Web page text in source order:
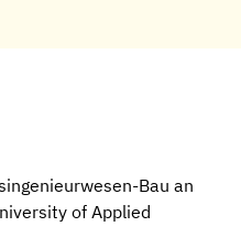
Bau an
of Applied